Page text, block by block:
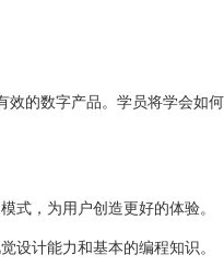
效的数字产品。学员将学会如
式，为用户创造更好的体验。
设计能力和基本的编程知识。